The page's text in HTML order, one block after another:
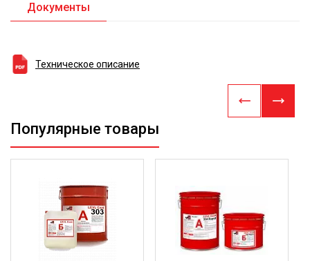
Документы
Техническое описание
Популярные товары